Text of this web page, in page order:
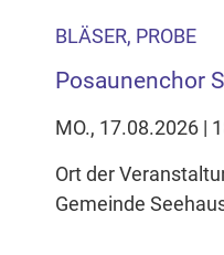
BLÄSER, PROBE
Posaunenchor
MO., 17.08.2026 |
Ort der
Gemeinde